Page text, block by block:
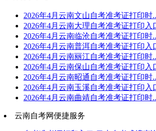
2026年4月云南文山自考准考证打印时
2026年4月云南大理自考准考证打印入
2026年4月云南临沧自考准考证打印时
2026年4月云南普洱自考准考证打印入
2026年4月云南丽江自考准考证打印时
2026年4月云南保山自考准考证打印入
2026年4月云南昭通自考准考证打印时
2026年4月云南玉溪自考准考证打印入
2026年4月云南曲靖自考准考证打印时
云南自考网便捷服务